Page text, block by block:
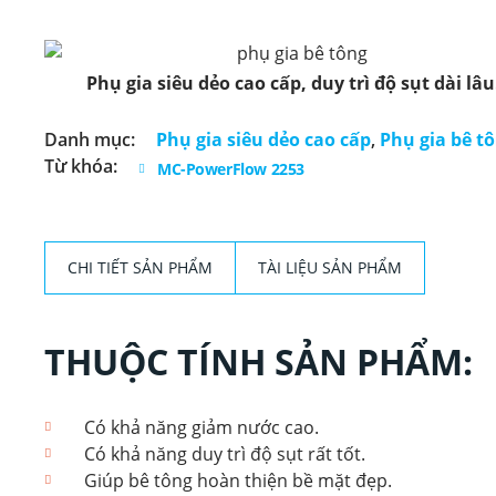
Phụ gia siêu dẻo cao cấp, duy trì độ sụt dài
Danh mục: Phụ gia siêu dẻo cao cấp, Phụ gia bê
Từ khóa:
MC-PowerFlow 2253
CHI TIẾT SẢN PHẨM TÀI LIỆU SẢN PHẨM
THUỘC TÍNH SẢN PHẨM:
Có khả năng giảm nước cao.
Có khả năng duy trì độ sụt rất tốt.
Giúp bê tông hoàn thiện bề mặt đẹp.